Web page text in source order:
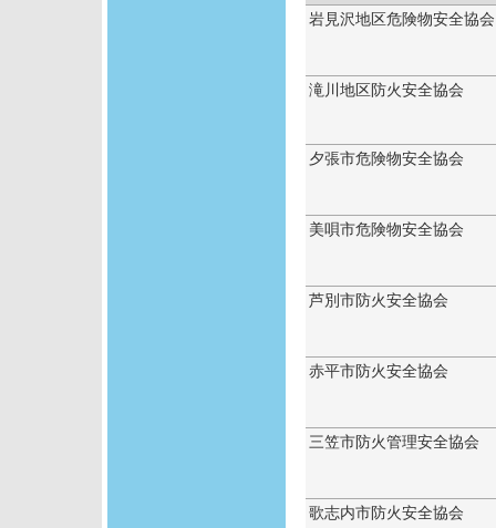
岩見沢地区危険物安全協会
滝川地区防火安全協会
夕張市危険物安全協会
美唄市危険物安全協会
芦別市防火安全協会
赤平市防火安全協会
三笠市防火管理安全協会
歌志内市防火安全協会